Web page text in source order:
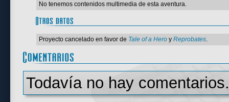
No tenemos contenidos multimedia de esta aventura.
Proyecto cancelado en favor de Tale of a Hero y Reprobates.
Todavía no hay